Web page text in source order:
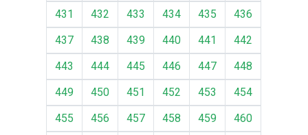
431 432 433 434 435
436
437
438 439 440 441
442
443
444 445 446 447
448
449
450 451 452 453
454
455
456 457 458 459
460